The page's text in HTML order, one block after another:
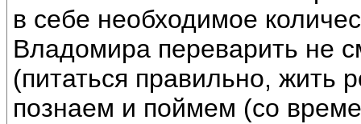
в себе необходимое
Владомира переварить не
(питаться правильно, жить
познаем и поймем (со